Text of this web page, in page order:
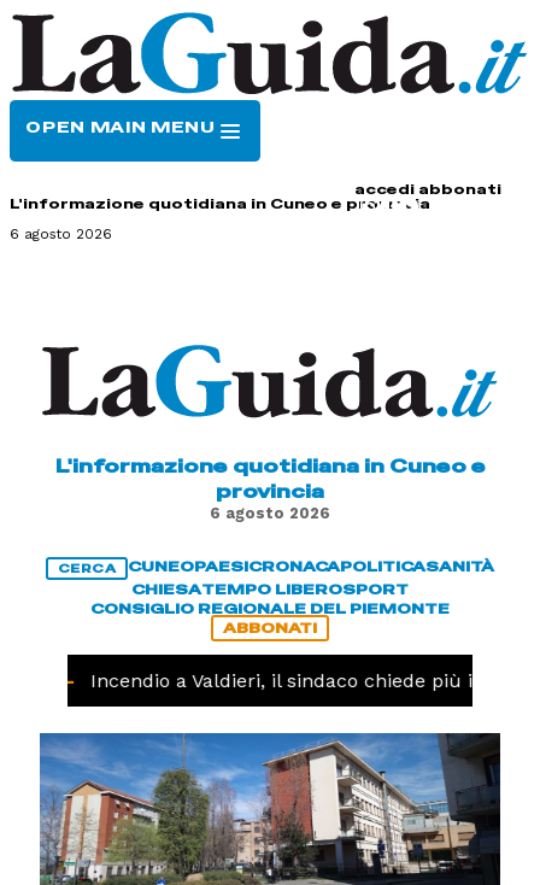
OPEN MAIN MENU
accedi abbonati
L'informazione quotidiana in Cuneo e provincia
6 agosto 2026
L'informazione quotidiana in Cuneo e
provincia
6 agosto 2026
CERCA CUNEOPAESICRONACAPOLITICASANITÀ
CHIESATEMPO LIBEROSPORT
CONSIGLIO REGIONALE DEL PIEMONTE
ABBONATI
- Incendio a Valdieri, il sindaco chiede più